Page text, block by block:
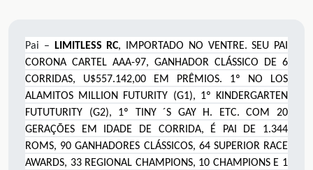
Pai – LIMITLESS RC, IMPORTADO NO VENTRE. SEU PAI
CORONA CARTEL AAA-97, GANHADOR CLÁSSICO DE 6
CORRIDAS, U$557.142,00 EM PRÊMIOS. 1º NO LOS
ALAMITOS MILLION FUTURITY (G1), 1º KINDERGARTEN
FUTUTURITY (G2), 1º TINY ´S GAY H. ETC. COM 20
GERAÇÕES EM IDADE DE CORRIDA, É PAI DE 1.344
ROMS, 90 GANHADORES CLÁSSICOS, 64 SUPERIOR RACE
AWARDS, 33 REGIONAL CHAMPIONS, 10 CHAMPIONS E 1